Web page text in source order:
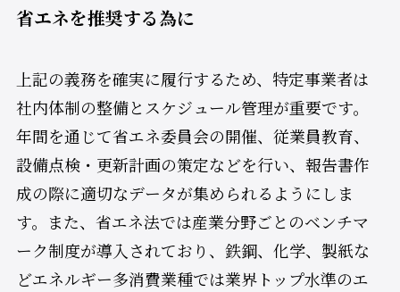
省エネを推奨する為に
上記の義務を確実に履行するため、特定事業者は
社内体制の整備とスケジュール管理が重要です。
年間を通じて省エネ委員会の開催、従業員教育、
設備点検・更新計画の策定などを行い、報告書作
成の際に適切なデータが集められるようにしま
す。また、省エネ法では産業分野ごとのベンチマ
ーク制度が導入されており、鉄鋼、化学、製紙な
どエネルギー多消費業種では業界トップ水準のエ